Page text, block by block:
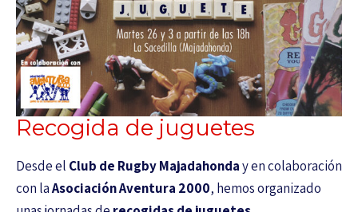
Recogida de juguetes
Desde el Club de Rugby Majadahonday en colaboración
con laAsociación Aventura 2000, hemos organizado